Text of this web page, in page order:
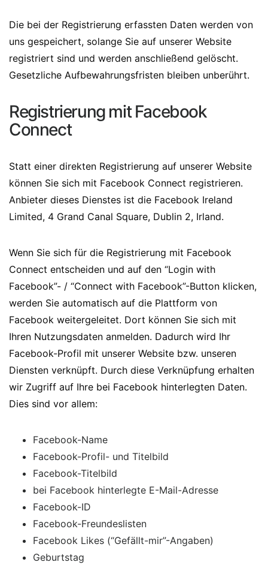
Die bei der Registrierung erfassten Daten werden von
uns gespeichert, solange Sie auf unserer Website
registriert sind und werden anschließend gelöscht.
Gesetzliche Aufbewahrungsfristen bleiben unberührt.
Registrierung mit Facebook
Connect
Statt einer direkten Registrierung auf unserer Website
können Sie sich mit Facebook Connect registrieren.
Anbieter dieses Dienstes ist die Facebook Ireland
Limited, 4 Grand Canal Square, Dublin 2, Irland.
Wenn Sie sich für die Registrierung mit Facebook
Connect entscheiden und auf den “Login with
Facebook”- / “Connect with Facebook”-Button klicken,
werden Sie automatisch auf die Plattform von
Facebook weitergeleitet. Dort können Sie sich mit
Ihren Nutzungsdaten anmelden. Dadurch wird Ihr
Facebook-Profil mit unserer Website bzw. unseren
Diensten verknüpft. Durch diese Verknüpfung erhalten
wir Zugriff auf Ihre bei Facebook hinterlegten Daten.
Dies sind vor allem:
Facebook-Name
Facebook-Profil- und Titelbild
Facebook-Titelbild
bei Facebook hinterlegte E-Mail-Adresse
Facebook-ID
Facebook-Freundeslisten
Facebook Likes (“Gefällt-mir”-Angaben)
Geburtstag